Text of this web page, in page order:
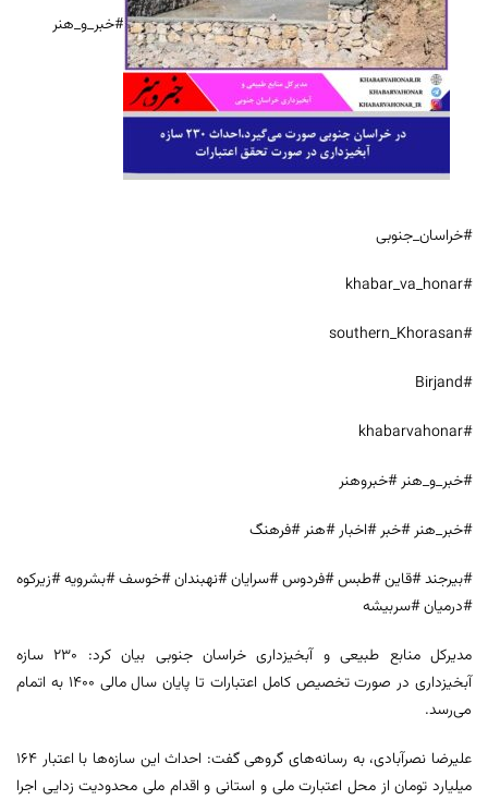
#خبر_و_هنر
#خراسان_جنوبی
#khabar_va_honar
#southern_Khorasan
#Birjand
#khabarvahonar
#خبر_و_هنر #خبروهنر
#خبر_هنر #خبر #اخبار #هنر #فرهنگ
#بیرجند #قاین #طبس #فردوس #سرایان #نهبندان #خوسف #بشرویه #زیرکوه
#درمیان #سربیشه
مدیرکل منابع طبیعی و آبخیزداری خراسان جنوبی بیان کرد: ۲۳۰ سازه‌
آبخیزداری در صورت تخصیص کامل اعتبارات تا پایان سال مالی ۱۴۰۰ به اتمام
می‌رسد.
علیرضا نصرآبادی، به رسانه‌های گروهی گفت: احداث این سازه‌ها با اعتبار ۱۶۴
میلیارد تومان از محل اعتبارت ملی و استانی و اقدام ملی محدودیت زدایی اجرا